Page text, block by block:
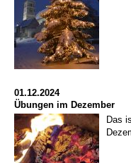
01.12.2024
Übungen im Dezember
Das